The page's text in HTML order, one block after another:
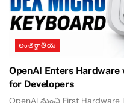
అంతర్జాతీయ
OpenAI Enters Hardware
for Developers
OpenAI నుంచి First